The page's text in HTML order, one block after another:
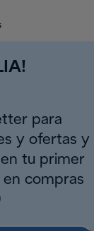
para
y ofertas y
tu primer
compras